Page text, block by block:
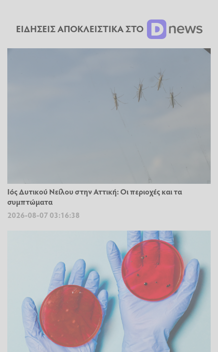
ΕΙΔΗΣΕΙΣ ΑΠΟΚΛΕΙΣΤΙΚΑ ΣΤΟ
Ιός Δυτικού Νείλου στην Αττική: Οι περιοχές και τα
συμπτώματα
2026-08-07 03:16:38